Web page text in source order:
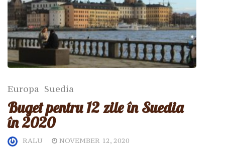
Europa Suedia
Buget pentru 12 zile în Suedia
în 2020
RALU NOVEMBER 12, 2020